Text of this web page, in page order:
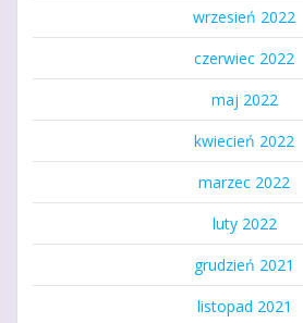
wrzesień 2022
czerwiec 2022
maj 2022
kwiecień 2022
marzec 2022
luty 2022
grudzień 2021
listopad 2021